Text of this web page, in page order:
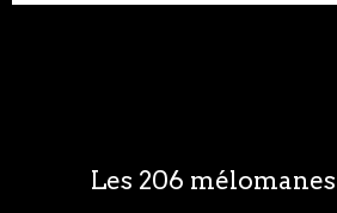
Les 206 mélomanes